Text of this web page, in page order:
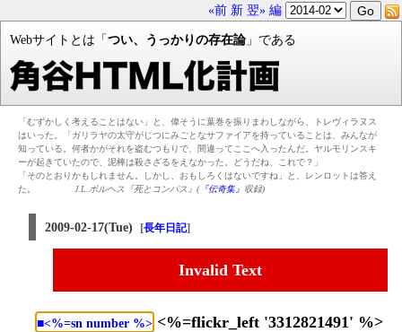
«前 新 翌» 編
Webサイトとは「 つい、うっかりの存在論」である
「むずかしく考えることはない」と、偉そうに葉巻を振りまわしながら、トレヴィラヌス
はいった。「ガリラヤの太守がじつにみごとなサファイアを持っていることは、みんなが
知っている。何者かがそれを盗むつもりで、間違ってここへ入ったんだ。ヤルモリンスキ
ーが起きていたので、泥棒は殺さざるをえなかった。どうだね、これで？」
「そのとおりかもしれません。しかし、おもしろくはないですね」と、レンロットは答え
た。
J.L.ボルヘス『死とコンパス』(『伝奇集』 収録)
2009-02-17(Tue) [長年日記]
Invalid Text
■<%=sn number %> <%=flickr_left '3312821491' %>